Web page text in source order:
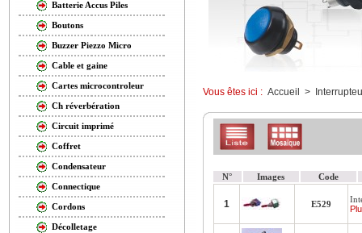
Batterie Accus Piles
Boutons
Buzzer Piezzo Micro
Cable et gaine
Cartes microcontroleur
Ch réverbération
Circuit imprimé
Coffret
Condensateur
Connectique
Cordons
Décolletage
Vous êtes ici : Accueil >
N° Images Code
1 E529